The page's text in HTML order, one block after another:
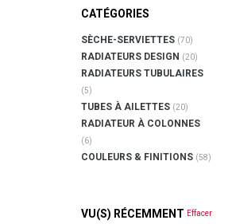
CATÉGORIES
SÈCHE-SERVIETTES (70)
RADIATEURS DESIGN (20)
RADIATEURS TUBULAIRES
(5)
TUBES À AILETTES (20)
RADIATEUR À COLONNES
(6)
COULEURS & FINITIONS (58)
VU(S) RÉCEMMENT Effacer